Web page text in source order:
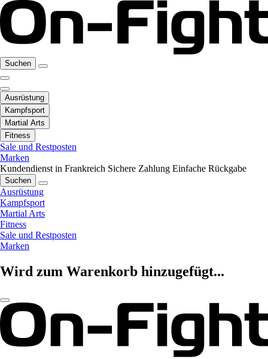
Suchen
Ausrüstung
Kampfsport
Martial Arts
Fitness
Sale und Restposten
Marken
Kundendienst in Frankreich Sichere Zahlung Einfache Rückgabe
Suchen
Ausrüstung
Kampfsport
Martial Arts
Fitness
Sale und Restposten
Marken
Wird zum Warenkorb hinzugefügt...